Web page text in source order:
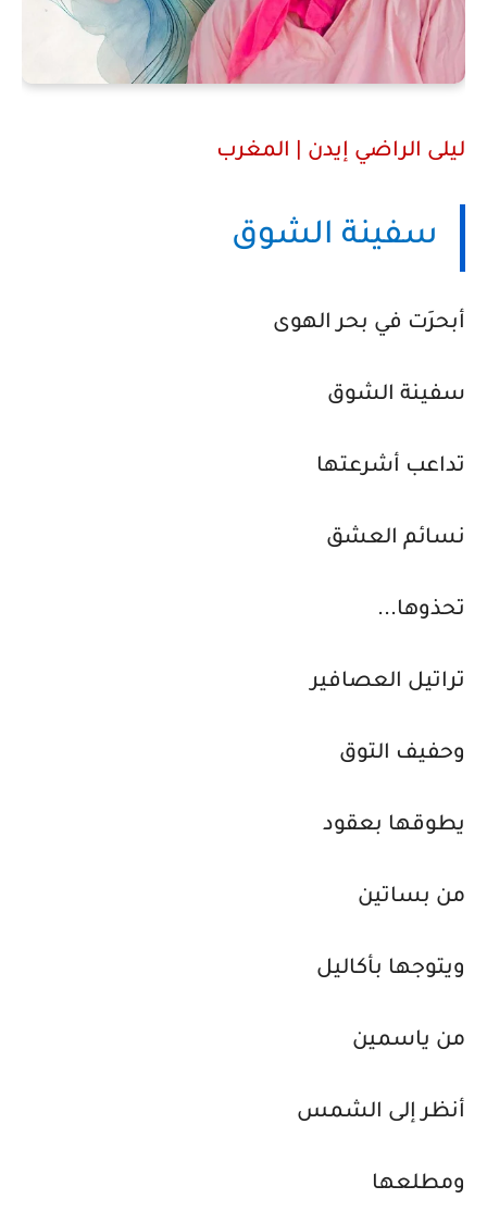
ليلى الراضي إيدن | المغرب
سفينة الشوق
أبحرَت في بحر الهوى
سفينة الشوق
تداعب أشرعتها
نسائم العشق
تحذوها...
تراتيل العصافير
وحفيف التوق
يطوقها بعقود
من بساتين
ويتوجها بأكاليل
من ياسمين
أنظر إلى الشمس
ومطلعها